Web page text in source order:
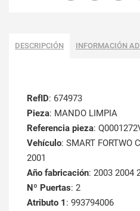
DESCRIPCIÓN INFORMACIÓN
RefID: 674973
Pieza: MANDO LIMPIA
Referencia pieza:
Vehículo: SMART FORTWO
2001
Año fabricación: 2003 2004
Nº Puertas: 2
Atributo 1 : 993794006